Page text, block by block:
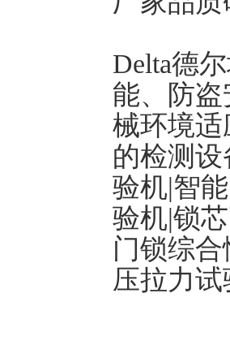
Delta德
能、防
械环境
的检测
验机|智
验机|锁
门锁综
压拉力